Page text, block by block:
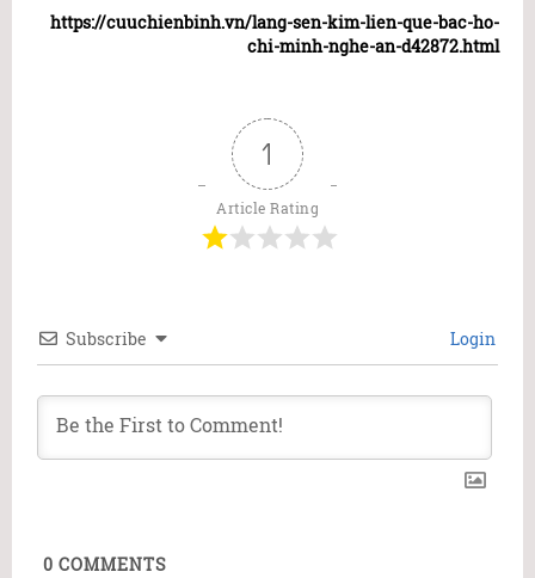
https://cuuchienbinh.vn/lang-sen-kim-lien-que-bac-ho-
chi-minh-nghe-an-d42872.html
1
Article Rating
Subscribe Login
0 COMMENTS